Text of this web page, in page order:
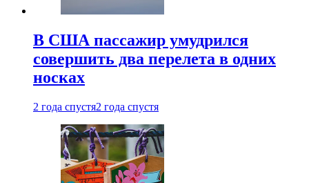
В США пассажир умудрился
совершить два перелета в одних
носках
2 года спустя2 года спустя